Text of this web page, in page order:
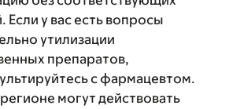
Если у вас есть вопросы
утилизации
препаратов,
с фармацевтом.
могут действовать